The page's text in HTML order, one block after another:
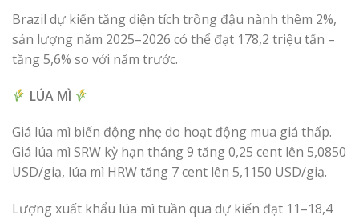
Brazil dự kiến tăng diện tích trồng đậu nành thêm 2%,
sản lượng năm 2025–2026 có thể đạt 178,2 triệu tấn –
tăng 5,6% so với năm trước.
LÚA MÌ
Giá lúa mì biến động nhẹ do hoạt động mua giá thấp.
Giá lúa mì SRW kỳ hạn tháng 9 tăng 0,25 cent lên 5,0850
USD/giạ, lúa mì HRW tăng 7 cent lên 5,1150 USD/giạ.
Lượng xuất khẩu lúa mì tuần qua dự kiến đạt 11–18,4